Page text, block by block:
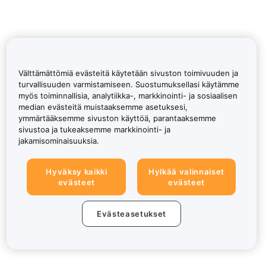
Välttämättömiä evästeitä käytetään sivuston toimivuuden ja
turvallisuuden varmistamiseen. Suostumuksellasi käytämme
myös toiminnallisia, analytiikka-, markkinointi- ja sosiaalisen
median evästeitä muistaaksemme asetuksesi,
ymmärtääksemme sivuston käyttöä, parantaaksemme
sivustoa ja tukeaksemme markkinointi- ja
jakamisominaisuuksia.
Hyväksy kaikki
evästeet
Hylkää valinnaiset
evästeet
Evästeasetukset